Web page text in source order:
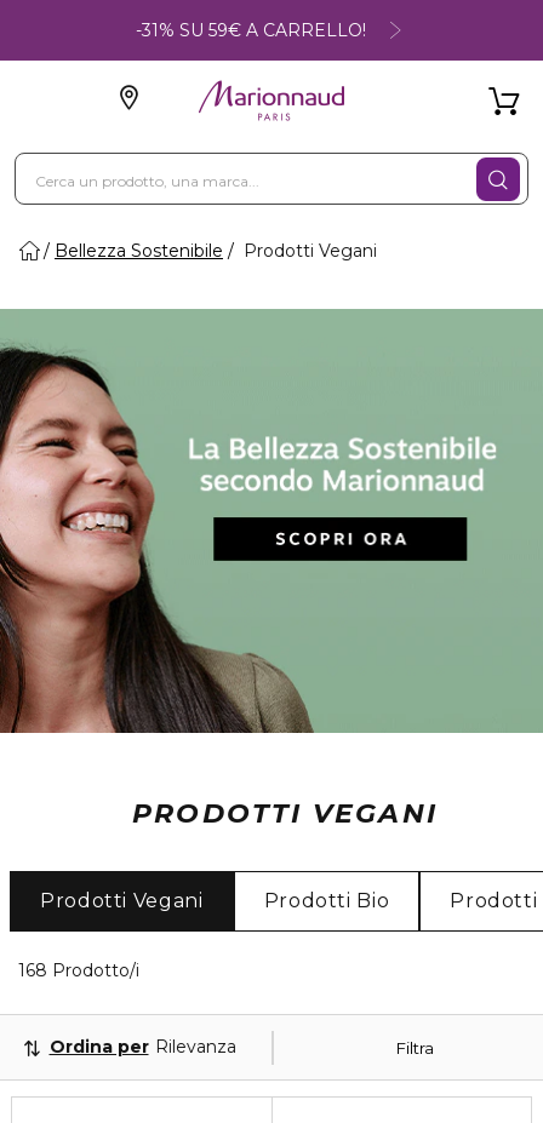
-31% SU 59€ A CARRELLO!
Bellezza Sostenibile Prodotti Vegani
PRODOTTI VEGANI
Prodotti Vegani Prodotti Bio Prodotti
168 Prodotto/i
Filtra
Ordina per Rilevanza